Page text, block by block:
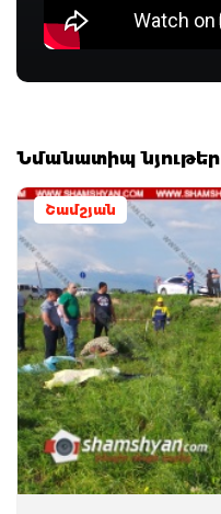
Նմանատիպ նյութեր
Շամշյան